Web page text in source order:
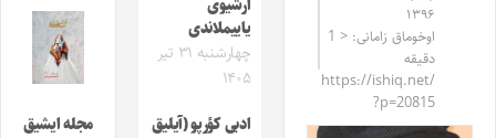
۱۳۹۶
اوخوماق زامانی: < 1
دقیقه
https://ishiq.net/
?p=20815
آرشیوی
یاییملاندی
چهارشنبه ۳۱ تیر
۱۴۰۵
ادبی کؤرپو (آیلیق
مجله ایشیق